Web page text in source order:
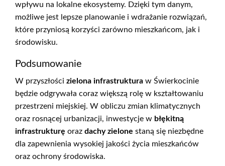
wpływu na lokalne ekosystemy. Dzięki tym danym,
możliwe jest lepsze planowanie i wdrażanie rozwiązań,
które przyniosą korzyści zarówno mieszkańcom, jak i
środowisku.
Podsumowanie
W przyszłości zielona infrastruktura w Świerkocinie
będzie odgrywała coraz większą rolę w kształtowaniu
przestrzeni miejskiej. W obliczu zmian klimatycznych
oraz rosnącej urbanizacji, inwestycje w błękitną
infrastrukturę oraz dachy zielone staną się niezbędne
dla zapewnienia wysokiej jakości życia mieszkańców
oraz ochrony środowiska.